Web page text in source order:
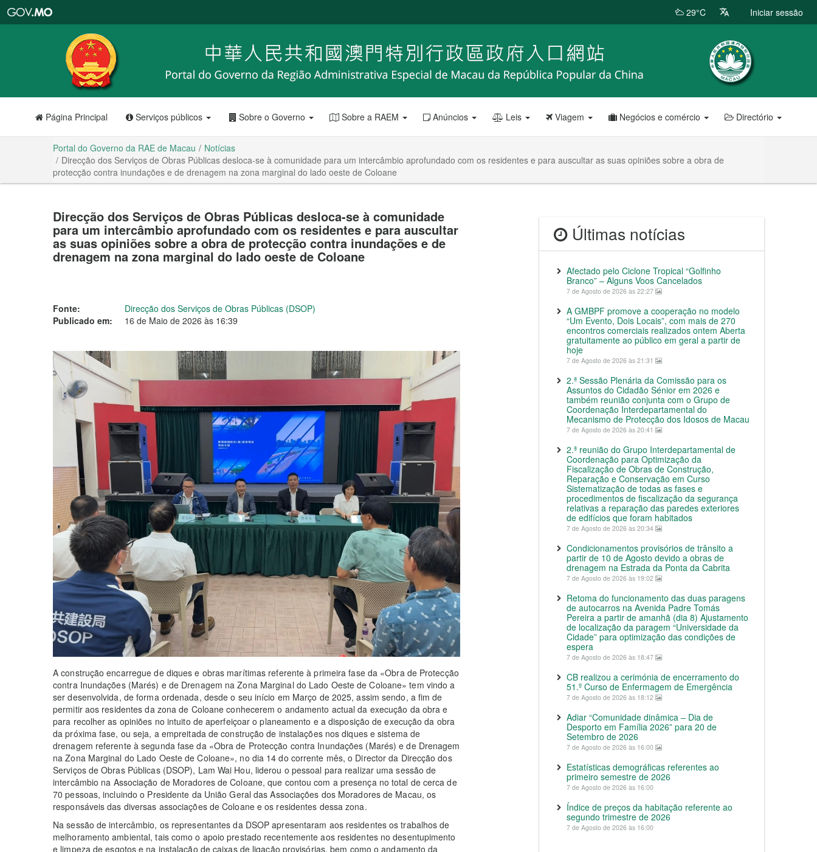
RAE
de
Macau
29°C Iniciar sessão
Página Principal Serviços públicos Sobre o Governo Sobre a RAEM Anúncios Leis Viagem Negócios e comércio Directório
Portal do Governo da RAE de Macau
Notícias
Direcção dos Serviços de Obras Públicas desloca-se à comunidade para um intercâmbio aprofundado com os residentes e para auscultar as suas opiniões sobre a obra de
protecção contra inundações e de drenagem na zona marginal do lado oeste de Coloane
Direcção dos Serviços de Obras Públicas desloca-se à comunidade
para um intercâmbio aprofundado com os residentes e para auscultar
as suas opiniões sobre a obra de protecção contra inundações e de
drenagem na zona marginal do lado oeste de Coloane
Fonte:
Direcção dos Serviços de Obras Públicas (DSOP)
Publicado em:
16 de Maio de 2026 às 16:39
A construção encarregue de diques e obras marítimas referente à primeira fase da «Obra de Protecção
contra Inundações (Marés) e de Drenagem na Zona Marginal do Lado Oeste de Coloane» tem vindo a
ser desenvolvida, de forma ordenada, desde o seu início em Março de 2025, assim sendo, a fim de
permitir aos residentes da zona de Coloane conhecerem o andamento actual da execução da obra e
para recolher as opiniões no intuito de aperfeiçoar o planeamento e a disposição de execução da obra
da próxima fase, ou seja, a empreitada de construção de instalações nos diques e sistema de
drenagem referente à segunda fase da «Obra de Protecção contra Inundações (Marés) e de Drenagem
na Zona Marginal do Lado Oeste de Coloane», no dia 14 do corrente mês, o Director da Direcção dos
Serviços de Obras Públicas (DSOP), Lam Wai Hou, liderou o pessoal para realizar uma sessão de
intercâmbio na Associação de Moradores de Coloane, que contou com a presença no total de cerca de
70 pessoas, incluindo o Presidente da União Geral das Associações dos Moradores de Macau, os
responsáveis das diversas associações de Coloane e os residentes dessa zona.
Na sessão de intercâmbio, os representantes da DSOP apresentaram aos residentes os trabalhos de
melhoramento ambiental, tais como o apoio prestado recentemente aos residentes no desentupimento
e limpeza de esgotos e na instalação de caixas de ligação provisórias, bem como o andamento da
Últimas notícias
Afectado pelo Ciclone Tropical “Golfinho
Branco” – Alguns Voos Cancelados
7 de Agosto de 2026 às 22:27
A GMBPF promove a cooperação no modelo
“Um Evento, Dois Locais”, com mais de 270
encontros comerciais realizados ontem Aberta
gratuitamente ao público em geral a partir de
hoje
7 de Agosto de 2026 às 21:31
2.ª Sessão Plenária da Comissão para os
Assuntos do Cidadão Sénior em 2026 e
também reunião conjunta com o Grupo de
Coordenação Interdepartamental do
Mecanismo de Protecção dos Idosos de Macau
7 de Agosto de 2026 às 20:41
2.ª reunião do Grupo Interdepartamental de
Coordenação para Optimização da
Fiscalização de Obras de Construção,
Reparação e Conservação em Curso
Sistematização de todas as fases e
procedimentos de fiscalização da segurança
relativas a reparação das paredes exteriores
de edifícios que foram habitados
7 de Agosto de 2026 às 20:34
Condicionamentos provisórios de trânsito a
partir de 10 de Agosto devido a obras de
drenagem na Estrada da Ponta da Cabrita
7 de Agosto de 2026 às 19:02
Retoma do funcionamento das duas paragens
de autocarros na Avenida Padre Tomás
Pereira a partir de amanhã (dia 8) Ajustamento
de localização da paragem “Universidade da
Cidade” para optimização das condições de
espera
7 de Agosto de 2026 às 18:47
CB realizou a cerimónia de encerramento do
51.º Curso de Enfermagem de Emergência
7 de Agosto de 2026 às 18:12
Adiar “Comunidade dinâmica – Dia de
Desporto em Família 2026” para 20 de
Setembro de 2026
7 de Agosto de 2026 às 16:00
Estatísticas demográficas referentes ao
primeiro semestre de 2026
7 de Agosto de 2026 às 16:00
Índice de preços da habitação referente ao
segundo trimestre de 2026
7 de Agosto de 2026 às 16:00